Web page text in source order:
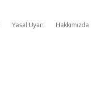
Yasal Uyarı Hakkımızda